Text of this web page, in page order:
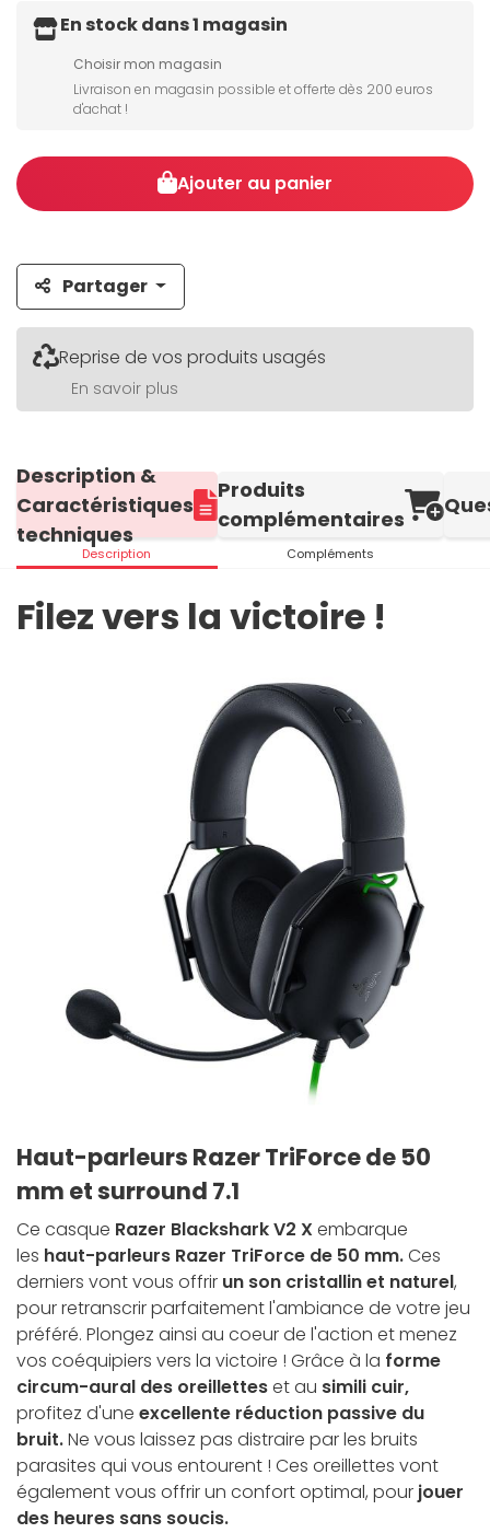
En stock dans 1 magasin
Choisir mon magasin
Livraison en magasin possible et offerte dès 200 euros
d'achat !
Ajouter au panier
Partager
Reprise de vos produits usagés
En savoir plus
Description &
Caractéristiques
techniques
Description
Produits
complémentaires
Compléments
Filez vers la victoire !
Haut-parleurs Razer TriForce de 50
mm et surround 7.1
Ce casque Razer Blackshark V2 X embarque
les haut-parleurs Razer TriForce de 50 mm.Ces
derniers vont vous offrir un son cristallin et naturel,
pour retranscrir parfaitement l'ambiance de votre jeu
préféré. Plongez ainsi au coeur de l'action et menez
vos coéquipiers vers la victoire ! Grâce à la forme
circum-aural des oreilletteset au simili cuir,
profitez d'une excellente réduction passive du
bruit.Ne vous laissez pas distraire par les bruits
parasites qui vous entourent ! Ces oreillettes vont
également vous offrir un confort optimal, pour jouer
des heures sans soucis.